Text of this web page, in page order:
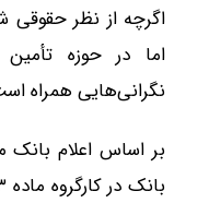
اگرچه از نظر حقوقی
اما در حوزه
نگرانی‌هایی همراه
بر اساس اعلام بانک